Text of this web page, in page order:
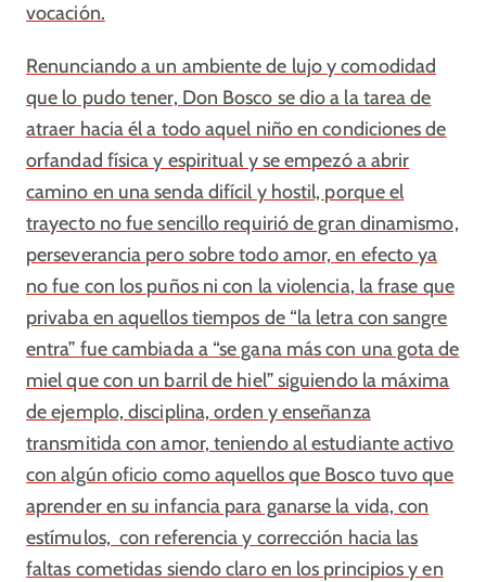
vocación.
Renunciando a un ambiente de lujo y comodidad
que lo pudo tener, Don Bosco se dio a la tarea de
atraer hacia él a todo aquel niño en condiciones de
orfandad física y espiritual y se empezó a abrir
camino en una senda difícil y hostil, porque el
trayecto no fue sencillo requirió de gran dinamismo,
perseverancia pero sobre todo amor, en efecto ya
no fue con los puños ni con la violencia, la frase que
privaba en aquellos tiempos de “la letra con sangre
entra” fue cambiada a “se gana más con una gota de
miel que con un barril de hiel” siguiendo la máxima
de ejemplo, disciplina, orden y enseñanza
transmitida con amor, teniendo al estudiante activo
con algún oficio como aquellos que Bosco tuvo que
aprender en su infancia para ganarse la vida, con
estímulos, con referencia y corrección hacia las
faltas cometidas siendo claro en los principios y en